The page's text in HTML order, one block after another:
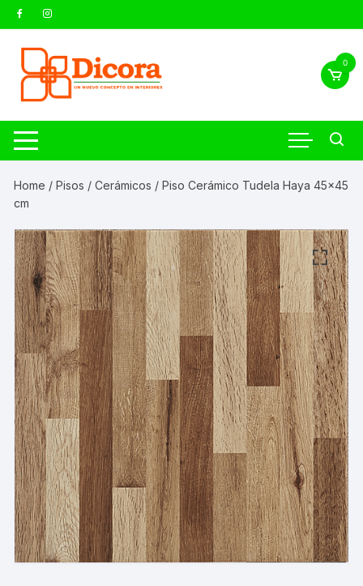
0
Home /Pisos /Cerámicos / Piso Cerámico Tudela Haya 45×45
cm